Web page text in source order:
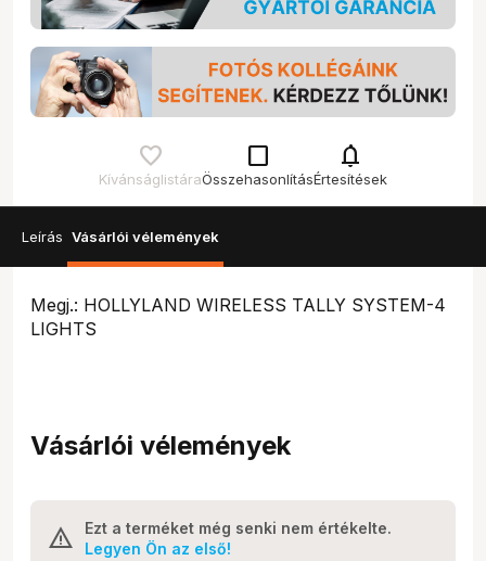
Kívánságlistára
check_box_outline_blank
Összehasonlítás
notifications
Értesítések
Leírás Vásárlói vélemények
Megj.: HOLLYLAND WIRELESS TALLY SYSTEM-4
LIGHTS
Vásárlói vélemények
Ezt a terméket még senki nem értékelte.
Legyen Ön az első!